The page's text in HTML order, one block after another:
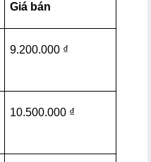
Giá bán
9.200.000 ₫
10.500.000 ₫